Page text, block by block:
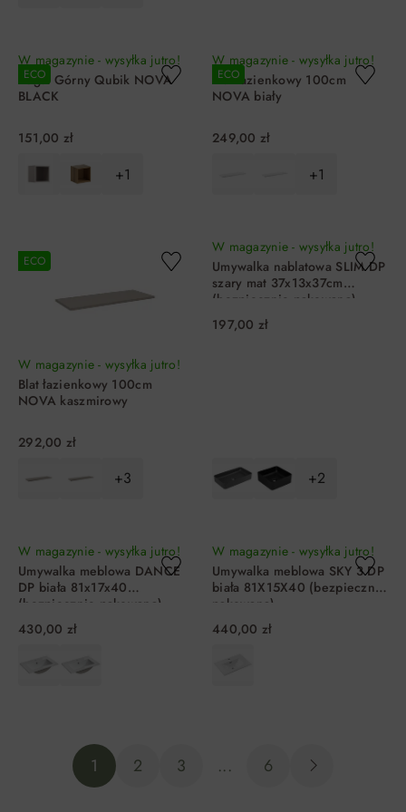
ECO
W magazynie - wysyłka jutro!
Regał Górny Qubik NOVA
BLACK
151,00 zł
+1
ECO
W magazynie - wysyłka jutro!
Blat łazienkowy 100cm
NOVA biały
249,00 zł
+1
ECO
W magazynie - wysyłka jutro!
Blat łazienkowy 100cm
NOVA kaszmirowy
292,00 zł
+3
W magazynie - wysyłka jutro!
Umywalka nablatowa SLIM DP
szary mat 37x13x37cm
(bezpiecznie pakowana)
197,00 zł
+2
W magazynie - wysyłka jutro!
Umywalka meblowa DANCE
DP biała 81x17x40
(bezpiecznie pakowana)
430,00 zł
W magazynie - wysyłka jutro!
Umywalka meblowa SKY 3 DP
biała 81X15X40 (bezpiecznie
pakowana)
440,00 zł
1 2 3 ... 6